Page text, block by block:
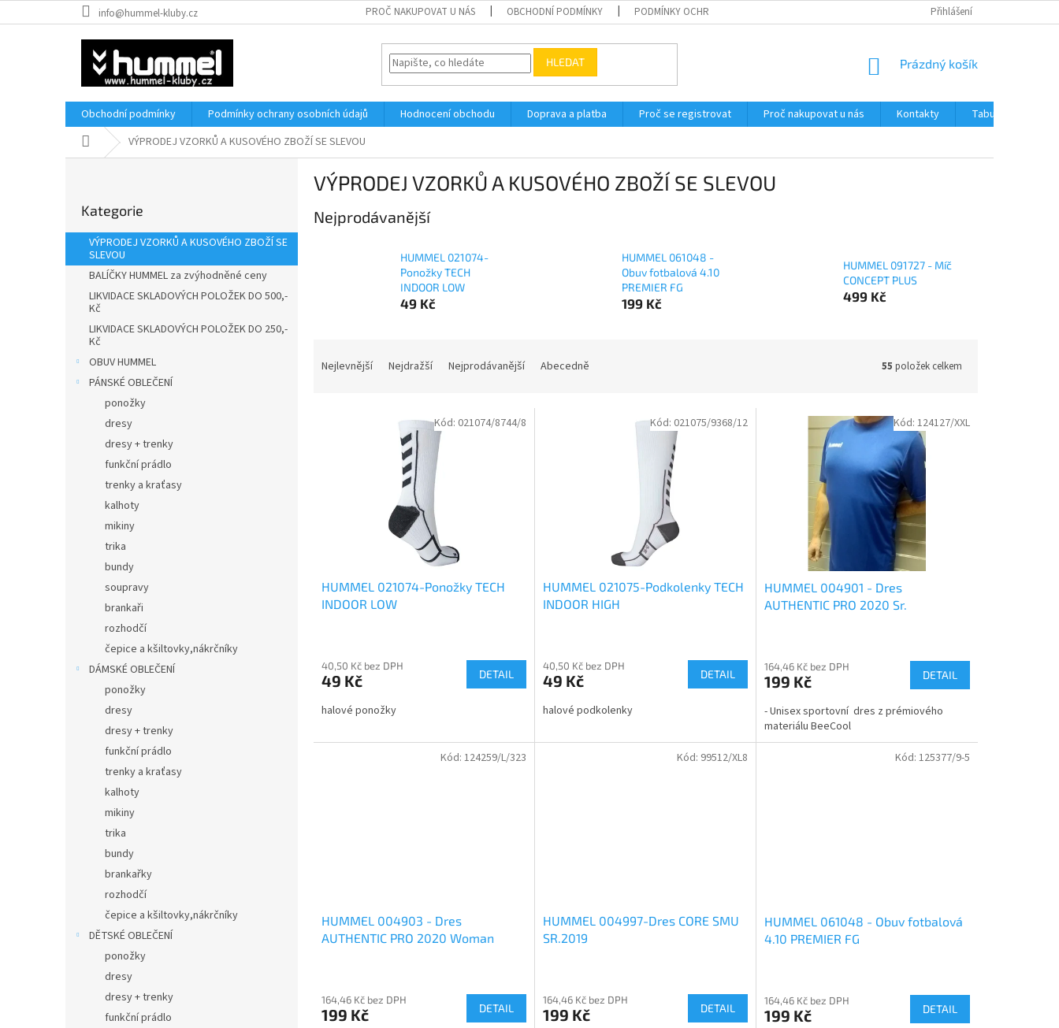
na
info@hummel-kluby.cz PROČ NAKUPOVAT U NÁS OBCHODNÍ PODMÍNKY PODMÍNKY OCHRANY OSOBNÍCH ÚDAJŮ JAK OVĚŘUJEME RECENZE NAŠEHO E-SHOPU ?
Přihlášení
HLEDAT
NÁKUPNÍ
Prázdný košík
Obchodní podmínky Podmínky ochrany osobních údajů Hodnocení obchodu Doprava a platba Proč se registrovat Proč nakupovat u nás Kontakty
Tabulka velikostí
Domů VÝPRODEJ VZORKŮ A KUSOVÉHO ZBOŽÍ SE SLEVOU
r
n
kategorie
Kategorie
VÝPRODEJ VZORKŮ A KUSOVÉHO ZBOŽÍ SE
SLEVOU
BALÍČKY HUMMEL za zvýhodněné ceny
LIKVIDACE SKLADOVÝCH POLOŽEK DO 500,-
Kč
LIKVIDACE SKLADOVÝCH POLOŽEK DO 250,-
Kč
OBUV HUMMEL
PÁNSKÉ OBLEČENÍ
ponožky
dresy
dresy + trenky
funkční prádlo
trenky a kraťasy
kalhoty
mikiny
trika
bundy
soupravy
brankaři
rozhodčí
čepice a kšiltovky,nákrčníky
DÁMSKÉ OBLEČENÍ
ponožky
dresy
dresy + trenky
funkční prádlo
trenky a kraťasy
kalhoty
mikiny
trika
bundy
brankařky
rozhodčí
čepice a kšiltovky,nákrčníky
DĚTSKÉ OBLEČENÍ
ponožky
dresy
dresy + trenky
funkční prádlo
VÝPRODEJ VZORKŮ A KUSOVÉHO ZBOŽÍ SE SLEVOU
Nejprodávanější
HUMMEL 021074-
Ponožky TECH
INDOOR LOW
49 Kč
HUMMEL 061048 -
Obuv fotbalová 4.10
PREMIER FG
199 Kč
HUMMEL 091727 - Míč
CONCEPT PLUS
499 Kč
Nejlevnější Nejdražší Nejprodávanější Abecedně 55 položek celkem
HUMMEL 021074-Ponožky TECH
INDOOR LOW
produktu
je
z
hvězdiček.
40,50 Kč bez DPH
49 Kč DETAIL
halové ponožky
Kód: 021074/8744/8
HUMMEL 021075-Podkolenky TECH
INDOOR HIGH
produktu
je
z
hvězdiček.
40,50 Kč bez DPH
49 Kč DETAIL
halové podkolenky
Kód: 021075/9368/12
HUMMEL 004901 - Dres
AUTHENTIC PRO 2020 Sr.
164,46 Kč bez DPH
199 Kč DETAIL
- Unisex sportovní dres z prémiového
materiálu BeeCool
Kód: 124127/XXL
HUMMEL 004903 - Dres
AUTHENTIC PRO 2020 Woman
164,46 Kč bez DPH
199 Kč DETAIL
Kód: 124259/L/323
HUMMEL 004997-Dres CORE SMU
SR.2019
164,46 Kč bez DPH
199 Kč DETAIL
Kód: 99512/XL8
HUMMEL 061048 - Obuv fotbalová
4.10 PREMIER FG
164,46 Kč bez DPH
199 Kč DETAIL
Kód: 125377/9-5